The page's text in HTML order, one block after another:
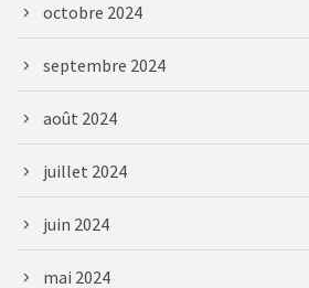
octobre 2024
septembre 2024
août 2024
juillet 2024
juin 2024
mai 2024